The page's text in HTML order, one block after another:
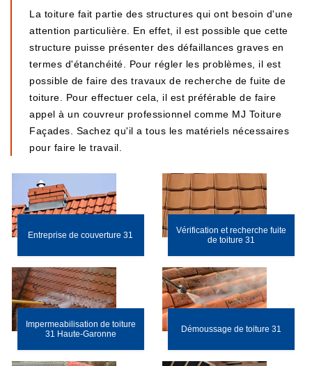
La toiture fait partie des structures qui ont besoin d'une
attention particulière. En effet, il est possible que cette
structure puisse présenter des défaillances graves en
termes d'étanchéité. Pour régler les problèmes, il est
possible de faire des travaux de recherche de fuite de
toiture. Pour effectuer cela, il est préférable de faire
appel à un couvreur professionnel comme MJ Toiture
Façades. Sachez qu'il a tous les matériels nécessaires
pour faire le travail.
Entreprise de couverture 31
Vérification et recherche fuite
de toiture 31
Impermeabilisation de toiture
31 Haute-Garonne
Démoussage de toiture 31